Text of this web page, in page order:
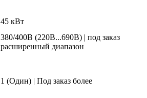
45 кВт
380/400В (220В...690В) | под заказ
расширенный диапазон
1 (Один) | Под заказ более